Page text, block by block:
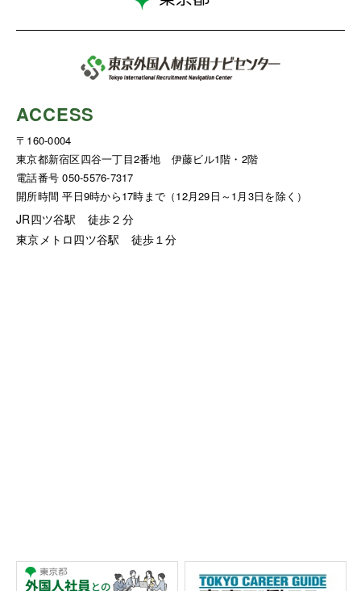
ACCESS
〒160-0004
東京都新宿区四谷一丁目2番地 伊藤ビル1階・2階
電話番号 050-5576-7317
開所時間 平日9時から17時まで（12月29日～1月3日を除く）
JR四ツ谷駅 徒歩２分
東京メトロ四ツ谷駅 徒歩１分